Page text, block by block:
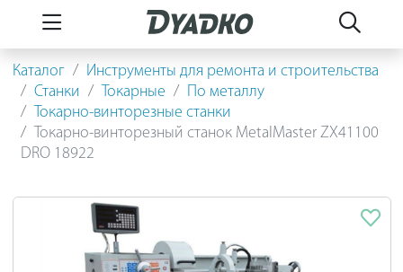
Каталог
Инструменты для ремонта и строительства
Станки
Токарные
По металлу
Токарно-винторезные станки
Токарно-винторезный станок MetalMaster ZX41100
DRO 18922